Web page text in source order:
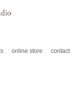
online store contact